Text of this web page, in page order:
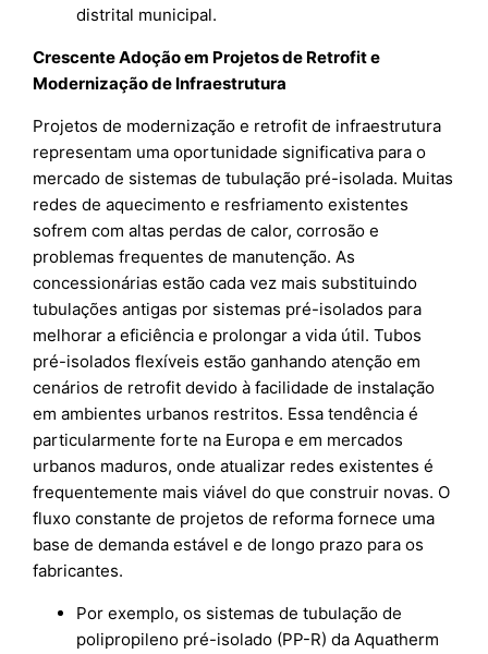
distrital municipal.
Crescente Adoção em Projetos de Retrofit e
Modernização de Infraestrutura
Projetos de modernização e retrofit de infraestrutura
representam uma oportunidade significativa para o
mercado de sistemas de tubulação pré-isolada. Muitas
redes de aquecimento e resfriamento existentes
sofrem com altas perdas de calor, corrosão e
problemas frequentes de manutenção. As
concessionárias estão cada vez mais substituindo
tubulações antigas por sistemas pré-isolados para
melhorar a eficiência e prolongar a vida útil. Tubos
pré-isolados flexíveis estão ganhando atenção em
cenários de retrofit devido à facilidade de instalação
em ambientes urbanos restritos. Essa tendência é
particularmente forte na Europa e em mercados
urbanos maduros, onde atualizar redes existentes é
frequentemente mais viável do que construir novas. O
fluxo constante de projetos de reforma fornece uma
base de demanda estável e de longo prazo para os
fabricantes.
Por exemplo, os sistemas de tubulação de
polipropileno pré-isolado (PP-R) da Aquatherm